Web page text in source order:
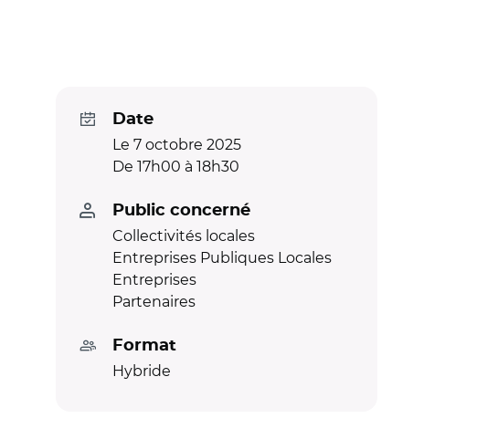
Date
Le 7 octobre 2025
De 17h00 à 18h30
Public concerné
Collectivités locales
Entreprises Publiques Locales
Entreprises
Partenaires
Format
Hybride